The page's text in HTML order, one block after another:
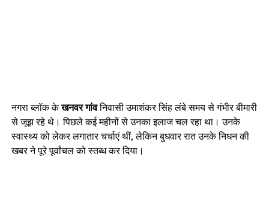
नगरा ब्लॉक केखनवर गांवनिवासी उमाशंकर सिंह लंबे समय से गंभीर बीमारी
से जूझ रहे थे। पिछले कई महीनों से उनका इलाज चल रहा था। उनके
स्वास्थ्य को लेकर लगातार चर्चाएं थीं, लेकिन बुधवार रात उनके निधन की
खबर ने पूरे पूर्वांचल को स्तब्ध कर दिया।